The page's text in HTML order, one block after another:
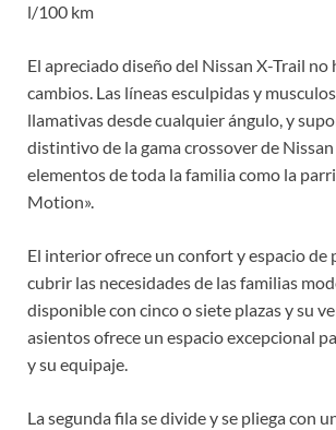
l/100 km
El apreciado diseño del Nissan X-Trail no
cambios. Las líneas esculpidas y
llamativas desde cualquier ángulo, y
distintivo de la gama crossover de Nissan
elementos de toda la familia como la
Motion».
El interior ofrece un confort y espacio de
cubrir las necesidades de las familias
disponible con cinco o siete plazas y su
asientos ofrece un espacio excepcional
y su equipaje.
La segunda fila se divide y se pliega con